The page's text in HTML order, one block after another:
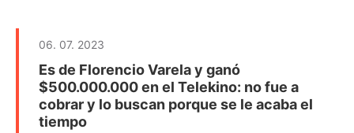
06. 07. 2023
Es de Florencio Varela y ganó
$500.000.000 en el Telekino: no fue a
cobrar y lo buscan porque se le acaba el
tiempo